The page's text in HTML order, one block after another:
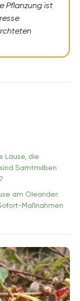
Pflanzung ist
Läuse, die
Samtmilben
am Oleander:
Maßnahmen